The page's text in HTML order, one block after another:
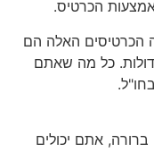
הכרטיס.
האלה הם
כל מה שאתם
אתם יכולים